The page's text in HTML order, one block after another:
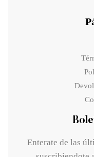
Enterate de las